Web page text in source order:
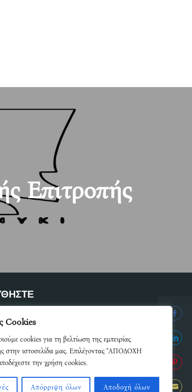
Cookies
cookies για τη βελτίωση της εμπειρίας
στην ιστοσελίδα μας. Επιλέγοντας "ΑΠΟΔΟΧΗ
την χρήση cookies.
Απόρριψη όλων Αποδοχή όλων
Επιτροπής
του δικτύου μας
on
on
on